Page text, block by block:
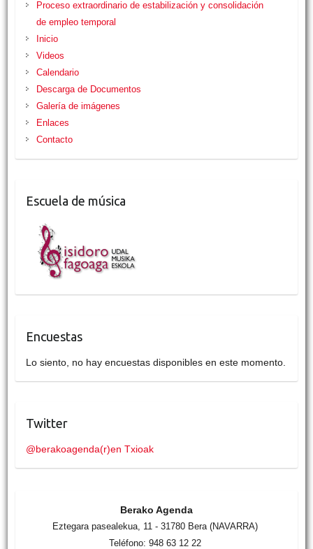
Proceso extraordinario de estabilización y consolidación
de empleo temporal
Inicio
Videos
Calendario
Descarga de Documentos
Galería de imágenes
Enlaces
Contacto
Escuela de música
Encuestas
Lo siento, no hay encuestas disponibles en este momento.
Twitter
@berakoagenda(r)en Txioak
Berako Agenda
Eztegara pasealekua, 11 - 31780 Bera (NAVARRA)
Teléfono: 948 63 12 22